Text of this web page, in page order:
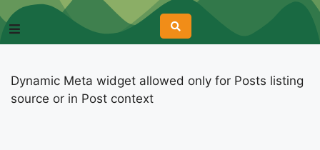
Dynamic Meta widget allowed only for Posts listing
source or in Post context